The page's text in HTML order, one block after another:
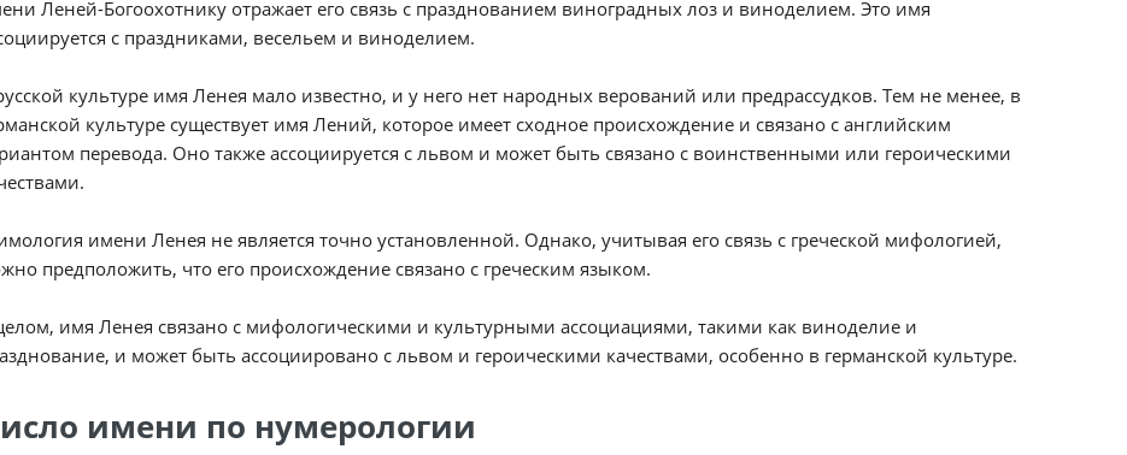
Леней-Богоохотнику отражает его связь с празднованием виноградных лоз и виноделием. Это имя
с праздниками, весельем и виноделием.
культуре имя Ленея мало известно, и у него нет народных верований или предрассудков. Тем не менее, в
культуре существует имя Лений, которое имеет сходное происхождение и связано с английским
перевода. Оно также ассоциируется с львом и может быть связано с воинственными или героическими
имени Ленея не является точно установленной. Однако, учитывая его связь с греческой мифологией,
предположить, что его происхождение связано с греческим языком.
имя Ленея связано с мифологическими и культурными ассоциациями, такими как виноделие и
и может быть ассоциировано с львом и героическими качествами, особенно в германской культуре.
имени по нумерологии